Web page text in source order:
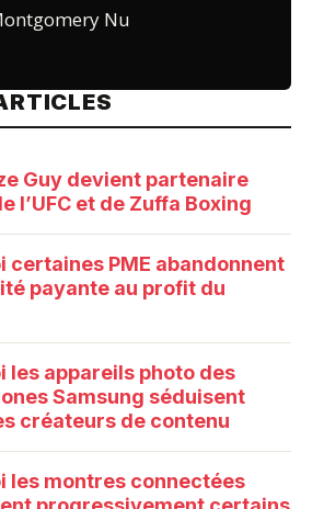
Nu
Guy devient partenaire
l’UFC et de Zuffa Boxing
certaines PME abandonnent
payante au profit du
les appareils photo des
Samsung séduisent
créateurs de contenu
les montres connectées